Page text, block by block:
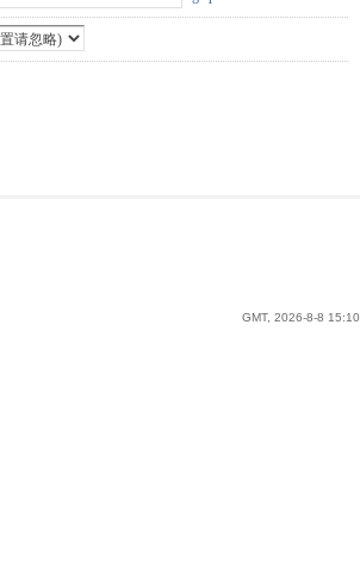
GMT, 2026-8-8 15:10